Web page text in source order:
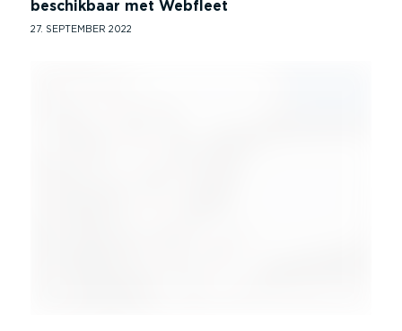
beschikbaar met Webfleet
27. SEPTEMBER 2022